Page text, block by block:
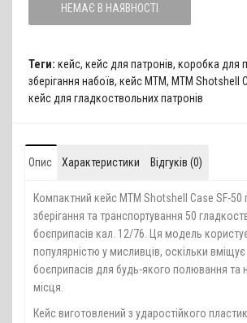
НЕМАЄ В НАЯВНОСТІ
Теги: кейс, кейс для патронів, коробка для
зберігання набоїв, кейс MTM, MTM Shotshell
кейс для гладкоствольних патронів
Опис Характеристики Відгуків (0)
Компактний кейс МТМ Shotshell Case SF-50
зберігання та транспортування 50
боєприпасів кал. 12/76. Ця модель
популярністю у мисливців, оскільки
боєприпасів для будь-якого полювання та
місця.
Кейс виготовлений з ударостійкого